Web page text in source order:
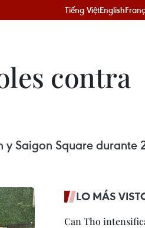
Tiếng ViệtEnglish
contra
y Saigon Square durante
LO MÁS
Can Tho